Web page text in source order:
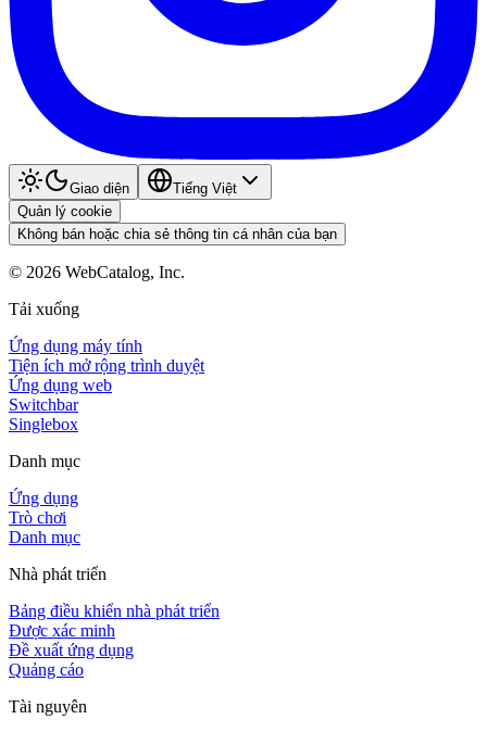
Giao diện
Tiếng Việt
Quản lý cookie
Không bán hoặc chia sẻ thông tin cá nhân của bạn
© 2026 WebCatalog, Inc.
Tải xuống
Ứng dụng máy tính
Tiện ích mở rộng trình duyệt
Ứng dụng web
Switchbar
Singlebox
Danh mục
Ứng dụng
Trò chơi
Danh mục
Nhà phát triển
Bảng điều khiển nhà phát triển
Được xác minh
Đề xuất ứng dụng
Quảng cáo
Tài nguyên